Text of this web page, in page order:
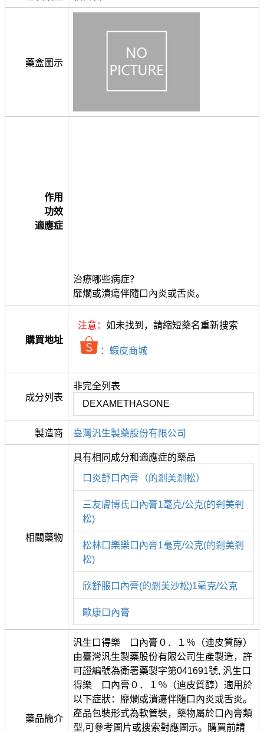
藥盒圖示
作用
功效
適應症
治療哪些病症？
靡爛或潰瘍伴隨口內炎或舌炎。
購買地址
注意： 如未找到，請縮短藥名重新搜索
：蝦皮商城
成分列表
非完全列表
DEXAMETHASONE
製造商 臺灣汎生製藥股份有限公司
相關藥物
具有相同成分和適應症的藥品
口炎舒口內膏（的剎美剎松）
三友膚博氏口內膏1毫克/公克(的剎美剎
松)
松林口樂樂口內膏1毫克/公克(的剎美剎
松)
欣舒服口內膏(的剎美沙松)1毫克/公克
歐康口內膏
藥品簡介
汎生口得樂 口內膏０．１％（迪皮質醇）
由臺灣汎生製藥股份有限公司生產製造，許
可證編號為衛署藥製字第041691號, 汎生口
得樂 口內膏０．１％（迪皮質醇）適用於
以下症狀：靡爛或潰瘍伴隨口內炎或舌炎。
產品包裝形式為軟管裝，藥物屬於口內膏類
型,可參考圖片或搜索對應圖示。購買前請